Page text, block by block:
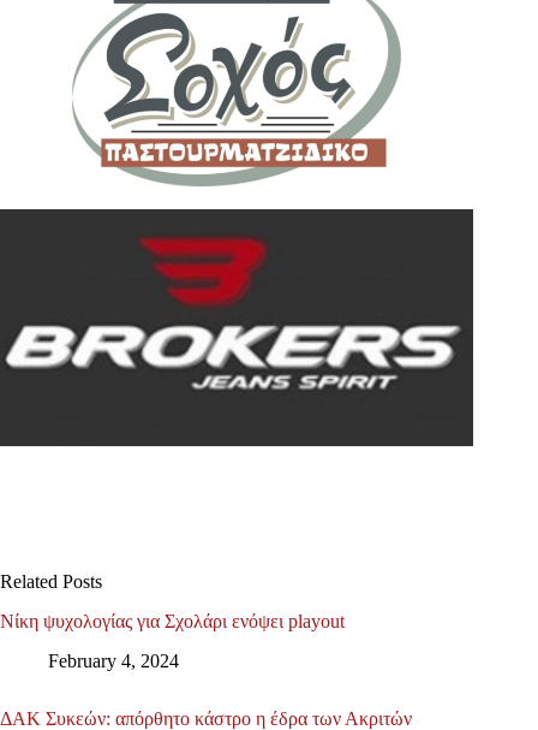
Related Posts
Νίκη ψυχολογίας για Σχολάρι ενόψει playout
February 4, 2024
ΔΑΚ Συκεών: απόρθητο κάστρο η έδρα των Ακριτών